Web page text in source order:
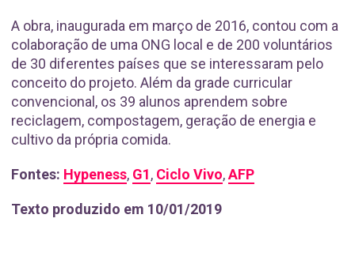
A obra, inaugurada em março de 2016, contou com a
colaboração de uma ONG local e de 200 voluntários
de 30 diferentes países que se interessaram pelo
conceito do projeto. Além da grade curricular
convencional, os 39 alunos aprendem sobre
reciclagem, compostagem, geração de energia e
cultivo da própria comida.
Fontes: Hypeness, G1, Ciclo Vivo,AFP
Texto produzido em 10/01/2019